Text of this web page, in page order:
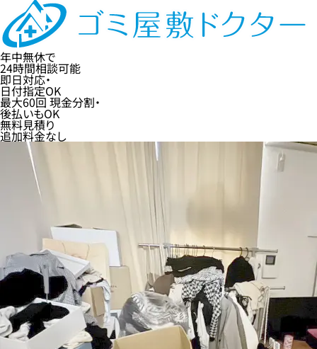
年中無休で
24時間相談可能
即日対応・
日付指定OK
最大60回 現金分割・
後払いもOK
無料見積り
追加料金なし